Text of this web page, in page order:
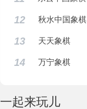
12 秋水中国象棋
13 天天象棋
14 万宁象棋
一起来玩儿